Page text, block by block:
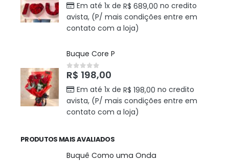
Em até 1x de R$ 689,00 no credito
avista, (P/ mais condições entre em
contato com a loja)
Buque Core P
0out of 5
R$ 198,00
Em até 1x de R$ 198,00 no credito
avista, (P/ mais condições entre em
contato com a loja)
PRODUTOS MAIS AVALIADOS
Buquê Como uma Onda